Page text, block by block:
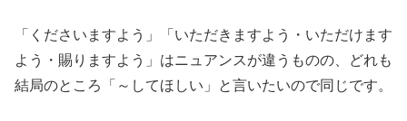
「くださいますよう」「いただきますよう・いただけます
よう・賜りますよう」はニュアンスが違うものの、どれも
結局のところ「～してほしい」と言いたいので同じです。